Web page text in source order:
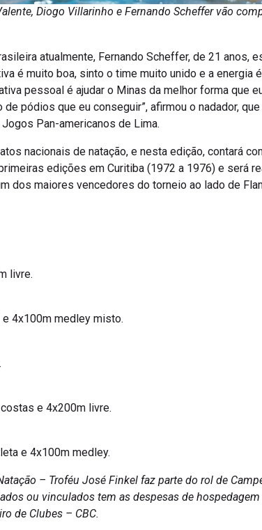
Diogo Villarinho e Fernando Scheffer vão
atualmente, Fernando Scheffer, de 21 anos,
é muito boa, sinto o time muito unido e a energia
pessoal é ajudar o Minas da melhor forma que
pódios que eu conseguir”, afirmou o nadador,
Pan-americanos de Lima.
nacionais de natação, e nesta edição, contará
edições em Curitiba (1972 a 1976) e será
dos maiores vencedores do torneio ao lado de
livre.
4x100m medley misto.
e 4x200m livre.
e 4x100m medley.
– Troféu José Finkel faz parte do rol de
ou vinculados tem as despesas de
de Clubes – CBC.